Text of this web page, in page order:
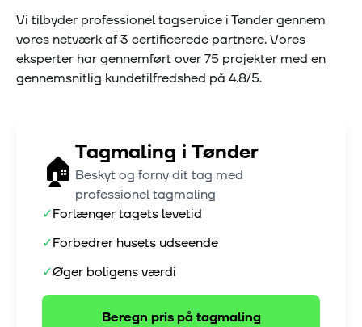
Vi tilbyder professionel tagservice iTøndergennem
vores netværk af3 certificerede partnere. Vores
eksperter har gennemført over75 projekter med en
gennemsnitlig kundetilfredshed på 4.8/5.
🏠 Tagmaling i Tønder
Beskyt og forny dit tag med
professionel tagmaling
✓Forlænger tagets levetid
✓Forbedrer husets udseende
✓Øger boligens værdi
Beregn pris påtagmaling